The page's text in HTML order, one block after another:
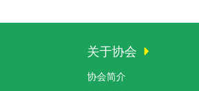
关于协会
协会简介